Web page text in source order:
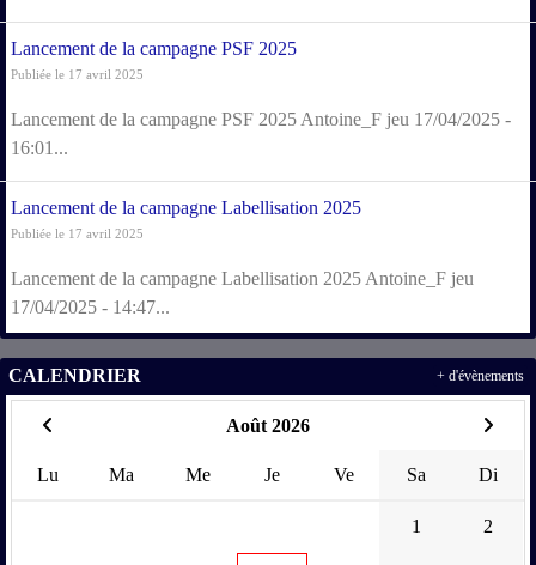
Lancement de la campagne PSF 2025
Publiée le 17 avril 2025
Lancement de la campagne PSF 2025 Antoine_F jeu 17/04/2025 -
16:01...
Lancement de la campagne Labellisation 2025
Publiée le 17 avril 2025
Lancement de la campagne Labellisation 2025 Antoine_F jeu
17/04/2025 - 14:47...
CALENDRIER
Août 2026
Lu Ma Me Je Ve Sa Di
1 2
+ d'évènements